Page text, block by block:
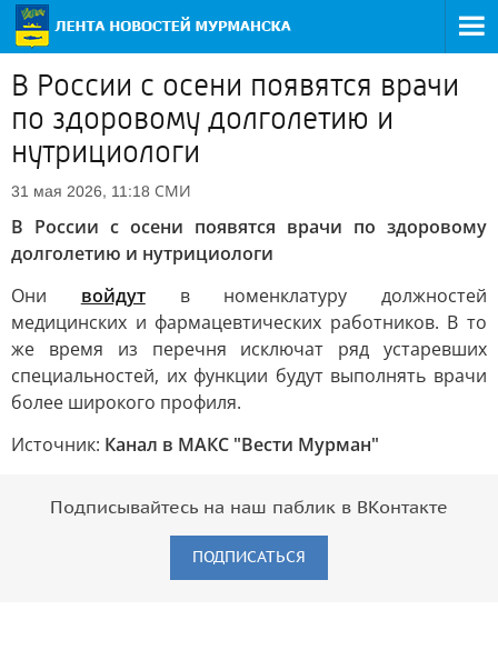
В России с осени появятся врачи
по здоровому долголетию и
нутрициологи
31 мая 2026, 11:18 СМИ
В России с осени появятся врачи по здоровому
долголетию и нутрициологи
Они войдутв номенклатуру должностей
медицинских и фармацевтических работников. В то
же время из перечня исключат ряд устаревших
специальностей, их функции будут выполнять врачи
более широкого профиля.
Источник: Канал в МАКС "Вести Мурман"
Подписывайтесь на наш паблик в ВКонтакте
ПОДПИСАТЬСЯ